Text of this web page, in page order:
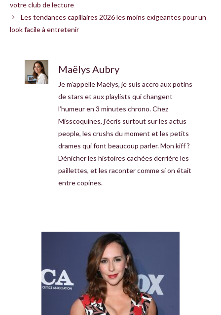
votre club de lecture
Les tendances capillaires 2026 les moins exigeantes pour un
look facile à entretenir
Maëlys Aubry
Je m’appelle Maëlys, je suis accro aux potins
de stars et aux playlists qui changent
l’humeur en 3 minutes chrono. Chez
Misscoquines, j’écris surtout sur les actus
people, les crushs du moment et les petits
drames qui font beaucoup parler. Mon kiff ?
Dénicher les histoires cachées derrière les
paillettes, et les raconter comme si on était
entre copines.